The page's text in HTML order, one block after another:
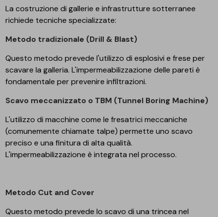
La costruzione di gallerie e infrastrutture sotterranee
richiede tecniche specializzate:
Metodo tradizionale (Drill & Blast)
Questo metodo prevede l'utilizzo di esplosivi e frese per
scavare la galleria. L'impermeabilizzazione delle pareti è
fondamentale per prevenire infiltrazioni.
Scavo meccanizzato o TBM (Tunnel Boring Machine)
L'utilizzo di macchine come le fresatrici meccaniche
(comunemente chiamate talpe) permette uno scavo
preciso e una finitura di alta qualità.
L'impermeabilizzazione è integrata nel processo.
Metodo Cut and Cover
Questo metodo prevede lo scavo di una trincea nel